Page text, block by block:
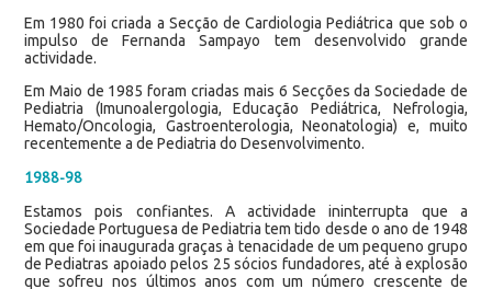
Em 1980 foi criada a Secção de Cardiologia Pediátrica que sob o
impulso de Fernanda Sampayo tem desenvolvido grande
actividade.
Em Maio de 1985 foram criadas mais 6 Secções da Sociedade de
Pediatria (Imunoalergologia, Educação Pediátrica, Nefrologia,
Hemato/Oncologia, Gastroenterologia, Neonatologia) e, muito
recentemente a de Pediatria do Desenvolvimento.
1988-98
Estamos pois confiantes. A actividade ininterrupta que a
Sociedade Portuguesa de Pediatria tem tido desde o ano de 1948
em que foi inaugurada graças à tenacidade de um pequeno grupo
de Pediatras apoiado pelos 25 sócios fundadores, até à explosão
que sofreu nos últimos anos com um número crescente de